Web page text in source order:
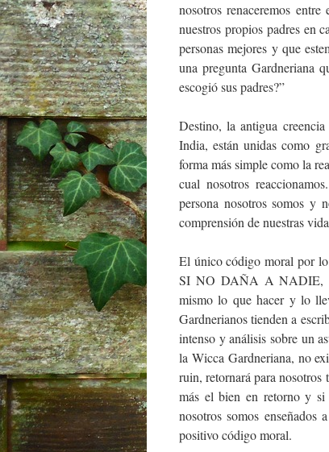
nosotros renaceremos
nuestros propios padres en
personas mejores y que
una pregunta Gardneriana
escogió sus padres?”
Destino, la antigua
India, están unidas como
forma más simple como la
cual nosotros
persona nosotros somos y
comprensión de nuestras
El único código moral por
SI NO DAÑA A NADIE,
mismo lo que hacer y lo
Gardnerianos tienden a
intenso y análisis sobre un
la Wicca Gardneriana, no
ruin, retornará para nosotros
más el bien en retorno y si
nosotros somos enseñados
positivo código moral.